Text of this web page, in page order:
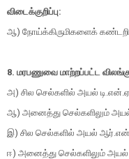
விடைக்குறிப்பு:
ஆ) நோய்க்கிருமிகளைக்
8. மரபணுவை மாற்றப்பட்ட
அ) சில செல்களில் அயல் டி.என்.ஏ
ஆ) அனைத்து செல்களிலும் அயல்
இ) சில செல்களில் அயல்
ஈ) அனைத்து செல்களிலும்